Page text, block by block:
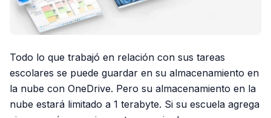
Todo lo que trabajó en relación con sus tareas
escolares se puede guardar en su almacenamiento en
la nube con OneDrive. Pero su almacenamiento en la
nube estará limitado a 1 terabyte. Si su escuela agrega